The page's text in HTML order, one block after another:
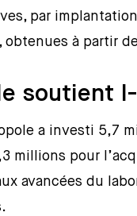
par
obtenues à partir
soutient
a investi 5,7
millions pour
avancées du